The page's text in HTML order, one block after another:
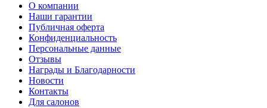
О компании
Наши гарантии
Публичная оферта
Конфиденциальность
Персональные данные
Отзывы
Награды и Благодарности
Новости
Контакты
Для салонов